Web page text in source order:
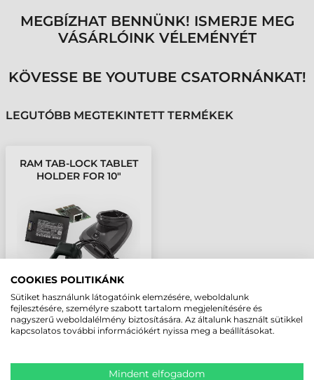
MEGBÍZHAT BENNÜNK! ISMERJE MEG
VÁSÁRLÓINK VÉLEMÉNYÉT
KÖVESSE BE YOUTUBE CSATORNÁNKAT!
LEGUTÓBB MEGTEKINTETT TERMÉKEK
RAM TAB-LOCK TABLET
HOLDER FOR 10"
MORE
COOKIES POLITIKÁNK
Sütiket használunk látogatóink elemzésére, weboldalunk
fejlesztésére, személyre szabott tartalom megjelenítésére és
nagyszerű weboldalélmény biztosítására. Az általunk használt sütikkel
kapcsolatos további információkért nyissa meg a beállításokat.
Mindent elfogadom